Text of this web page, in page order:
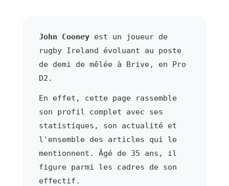
John Cooneyest un joueur de
rugby Ireland évoluant au poste
de demi de mêlée à Brive, en Pro
D2.
En effet, cette page rassemble
son profil complet avec ses
statistiques, son actualité et
l'ensemble des articles qui le
mentionnent. Âgé de 35 ans, il
figure parmi les cadres de son
effectif.